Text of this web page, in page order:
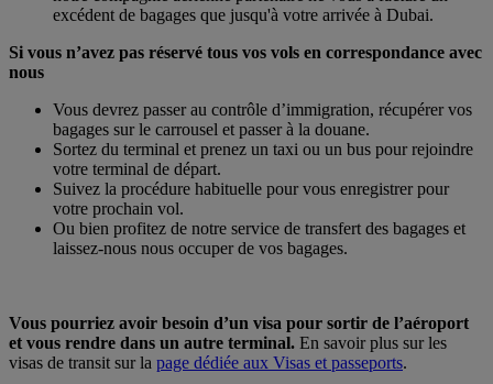
excédent de bagages que jusqu'à votre arrivée à Dubai.
Si vous n’avez pas réservé tous vos vols en correspondance avec
nous
Vous devrez passer au contrôle d’immigration, récupérer vos
bagages sur le carrousel et passer à la douane.
Sortez du terminal et prenez un taxi ou un bus pour rejoindre
votre terminal de départ.
Suivez la procédure habituelle pour vous enregistrer pour
votre prochain vol.
Ou bien profitez de notre service de transfert des bagages et
laissez-nous nous occuper de vos bagages.
Vous pourriez avoir besoin d’un visa pour sortir de l’aéroport
et vous rendre dans un autre terminal. En savoir plus sur les
visas de transit sur la page dédiée aux Visas et passeports.